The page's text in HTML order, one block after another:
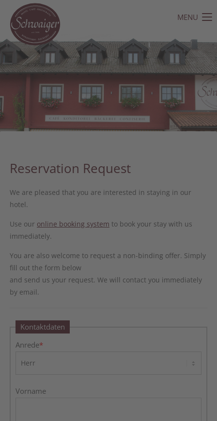
Sorry, item "offcanvas-col1" does not exist.
Sorry, item "offcanvas-col2" does not exist.
Sorry, item "offcanvas-col3" does not exist.
Sorry, item "offcanvas-col4" does not exist.
MENU
Reservation Request
We are pleased that you are interested in staying in our
hotel.
Use our online booking system to book your stay with us
immediately.
You are also welcome to request a non-binding offer. Simply
fill out the form below
and send us your request. We will contact you immediately
by email.
Kontaktdaten
Anrede*
Vorname